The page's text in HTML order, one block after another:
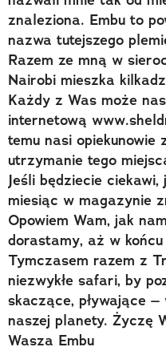
znaleziona. Embu to
nazwa tutejszego
Razem ze mną w
Nairobi mieszka
Każdy z Was może
internetową
temu nasi opiekunowie
utrzymanie tego
Jeśli będziecie
miesiąc w magazynie
Opowiem Wam, jak
dorastamy, aż w
Tymczasem razem z
niezwykłe safari, by
skaczące, pływające
naszej planety. Życzę
Wasza Embu